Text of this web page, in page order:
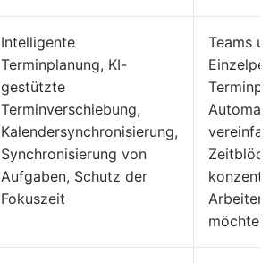
Intelligente
Terminplanung, KI-
gestützte
Terminverschiebung,
Kalendersynchronisierung,
Synchronisierung von
Aufgaben, Schutz der
Fokuszeit
Teams
Arbeiten
möchten